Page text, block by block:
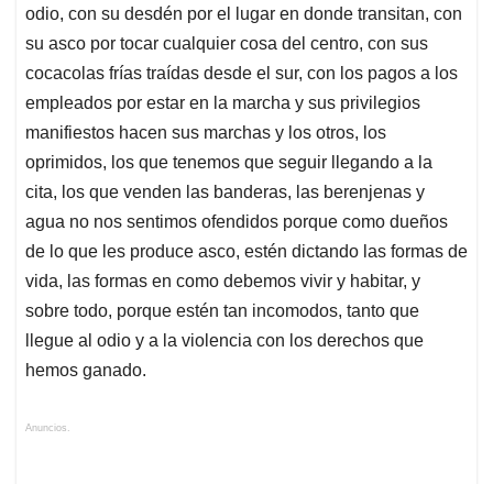
odio, con su desdén por el lugar en donde transitan, con
su asco por tocar cualquier cosa del centro, con sus
cocacolas frías traídas desde el sur, con los pagos a los
empleados por estar en la marcha y sus privilegios
manifiestos hacen sus marchas y los otros, los
oprimidos, los que tenemos que seguir llegando a la
cita, los que venden las banderas, las berenjenas y
agua no nos sentimos ofendidos porque como dueños
de lo que les produce asco, estén dictando las formas de
vida, las formas en como debemos vivir y habitar, y
sobre todo, porque estén tan incomodos, tanto que
llegue al odio y a la violencia con los derechos que
hemos ganado.
Anuncios.